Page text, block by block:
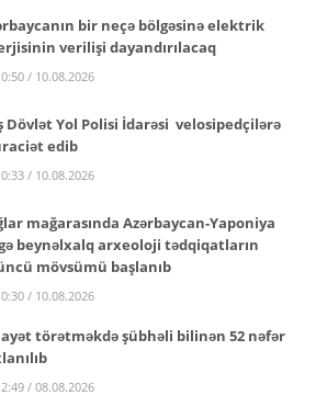
bir neçə bölgəsinə elektrik
verilişi dayandırılacaq
/ 10.08.2026
Dövlət Yol Polisi İdarəsi velosipedçilərə
edib
/ 10.08.2026
mağarasında Azərbaycan-Yaponiya
beynəlxalq arxeoloji tədqiqatların
mövsümü başlanıb
/ 10.08.2026
törətməkdə şübhəli bilinən 52 nəfər
/ 08.08.2026